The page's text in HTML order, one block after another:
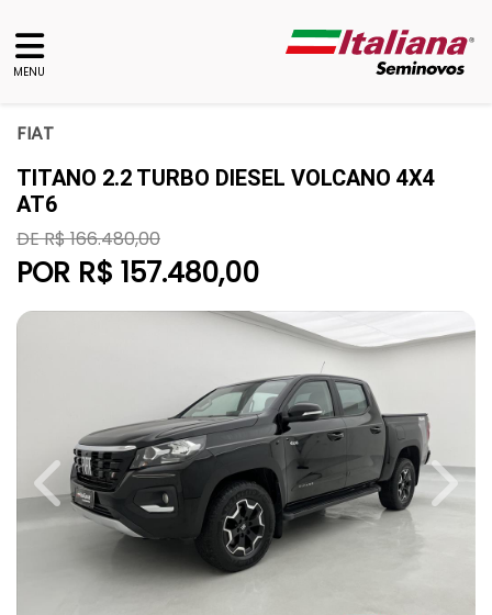
MENU
FIAT
TITANO 2.2 TURBO DIESEL VOLCANO 4X4
AT6
DE R$ 166.480,00
POR R$ 157.480,00
Previous Next